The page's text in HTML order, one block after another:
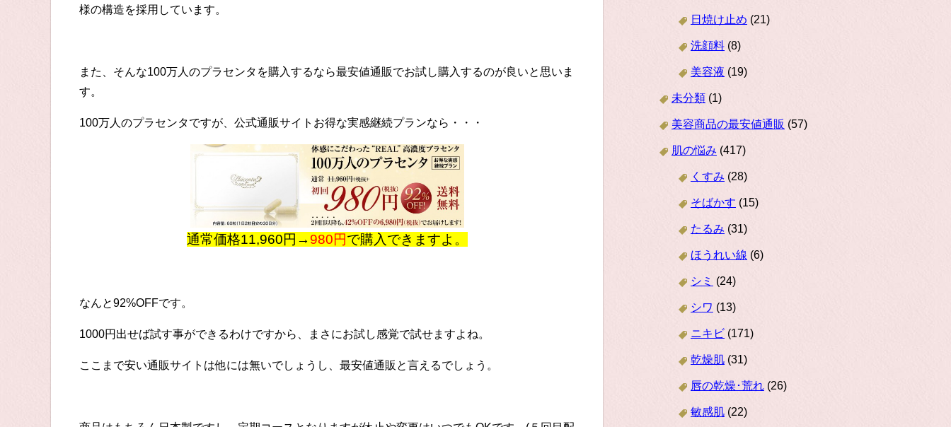
様の構造を採用しています。
また、そんな100万人のプラセンタを購入するなら最安値通販でお試し購入するのが良いと思いま
す。
100万人のプラセンタですが、公式通販サイトお得な実感継続プランなら・・・
通常価格11,960円→ 980円で購入できますよ。
なんと92%OFFです。
1000円出せば試す事ができるわけですから、まさにお試し感覚で試せますよね。
ここまで安い通販サイトは他には無いでしょうし、最安値通販と言えるでしょう。
日焼け止め (21)
洗顔料 (8)
美容液 (19)
未分類 (1)
美容商品の最安値通販 (57)
肌の悩み (417)
くすみ (28)
そばかす (15)
たるみ (31)
ほうれい線 (6)
シミ (24)
シワ (13)
ニキビ (171)
乾燥肌 (31)
唇の乾燥･荒れ (26)
敏感肌 (22)